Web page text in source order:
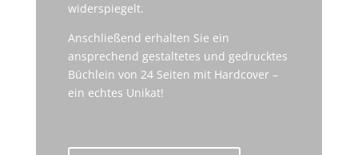
widerspiegelt.
Anschließend erhalten Sie ein
ansprechend gestaltetes und gedrucktes
Büchlein von 24 Seiten mit Hardcover –
ein echtes Unikat!